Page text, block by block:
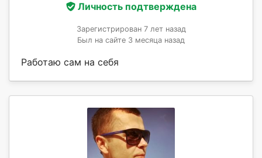
Личность подтверждена
Зарегистрирован 7 лет назад
Был на сайте 3 месяца назад
Работаю сам на себя